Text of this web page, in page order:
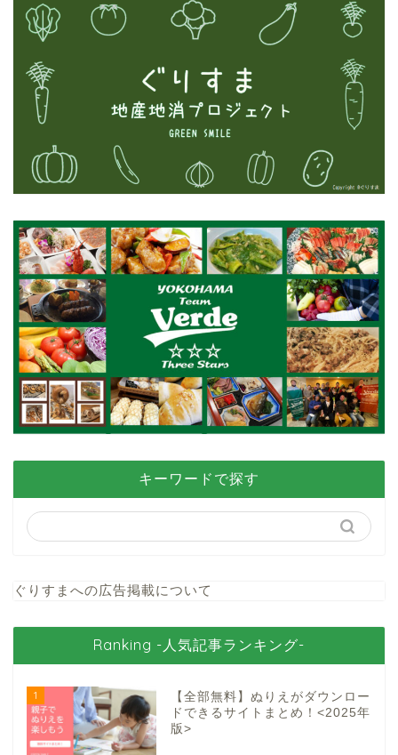
キーワードで探す
ぐりすまへの広告掲載について
Ranking -人気記事ランキング-
1
【全部無料】ぬりえがダウンロー
ドできるサイトまとめ！<2025年
版>